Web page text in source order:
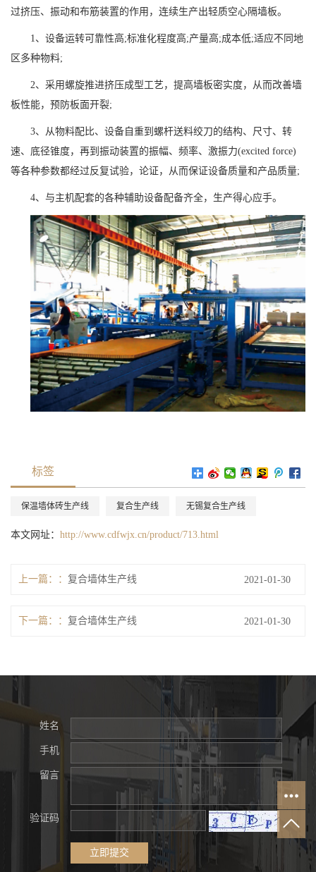
过挤压、振动和布筋装置的作用，连续生产出轻质空心隔墙板。
1、设备运转可靠性高;标准化程度高;产量高;成本低;适应不同地
区多种物料;
2、采用螺旋推进挤压成型工艺，提高墙板密实度，从而改善墙
板性能，预防板面开裂;
3、从物料配比、设备自重到螺杆送料绞刀的结构、尺寸、转
速、底径锥度，再到振动装置的振幅、频率、激振力(excited force)
等各种参数都经过反复试验，论证，从而保证设备质量和产品质量;
4、与主机配套的各种辅助设备配备齐全，生产得心应手。
标签
保温墙体砖生产线 复合生产线 无锡复合生产线
本文网址： http://www.cdfwjx.cn/product/713.html
上一篇： 复合墙体生产线 2021-01-30
下一篇： 复合墙体生产线 2021-01-30
姓名
手机
留言
验证码